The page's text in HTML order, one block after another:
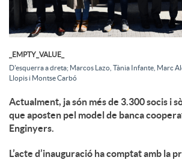
n
t
i
_EMPTY_VALUE_
D'esquerra a dreta; Marcos Lazo, Tània Infante, Marc
Llopis i Montse Carbó
Actualment, ja són més de 3.300 socis i
que aposten pel model de banca
Enginyers.
L’acte d’inauguració ha comptat amb la